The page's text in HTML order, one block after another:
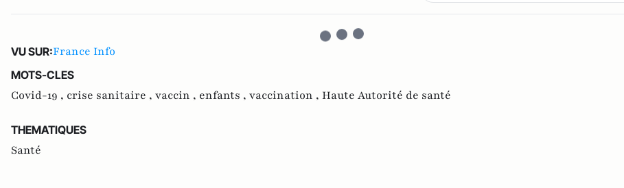
VU SUR:France Info
MOTS-CLES
Covid-19 , crise sanitaire , vaccin , enfants , vaccination , Haute Autorité de santé
THEMATIQUES
Santé